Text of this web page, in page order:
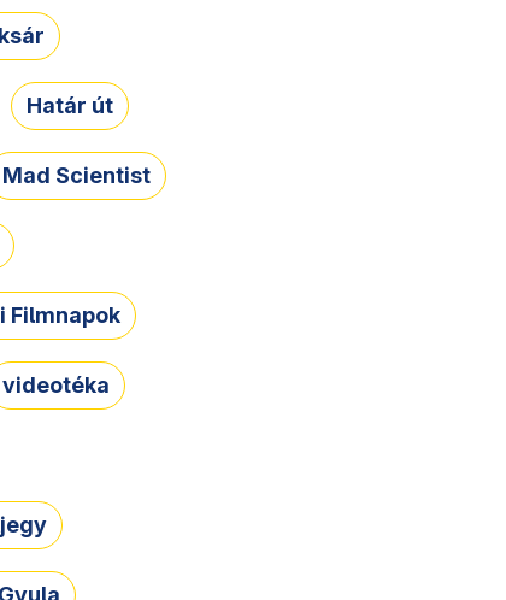
Határ út
Mad Scientist
Filmnapok
videotéka